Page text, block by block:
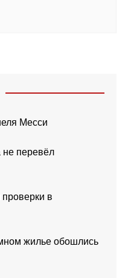
Месси
не перевёл
в
жилье обошлись